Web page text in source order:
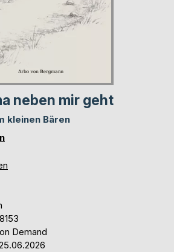
neben mir geht
kleinen Bären
Demand